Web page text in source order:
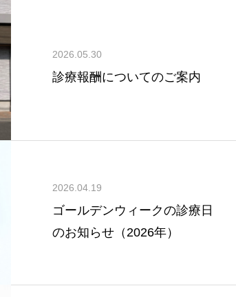
2026.05.30
診療報酬についてのご案内
2026.04.19
ゴールデンウィークの診療日
のお知らせ（2026年）